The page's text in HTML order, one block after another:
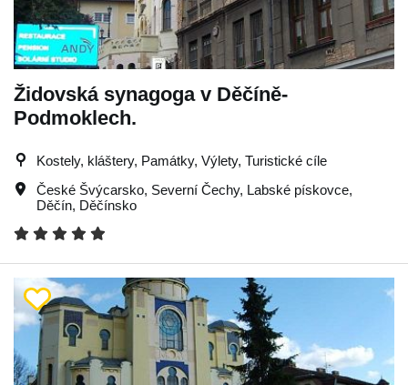
Židovská synagoga v Děčíně-
Podmoklech.
Kostely, kláštery, Památky, Výlety, Turistické cíle
České Švýcarsko, Severní Čechy, Labské pískovce,
Děčín, Děčínsko